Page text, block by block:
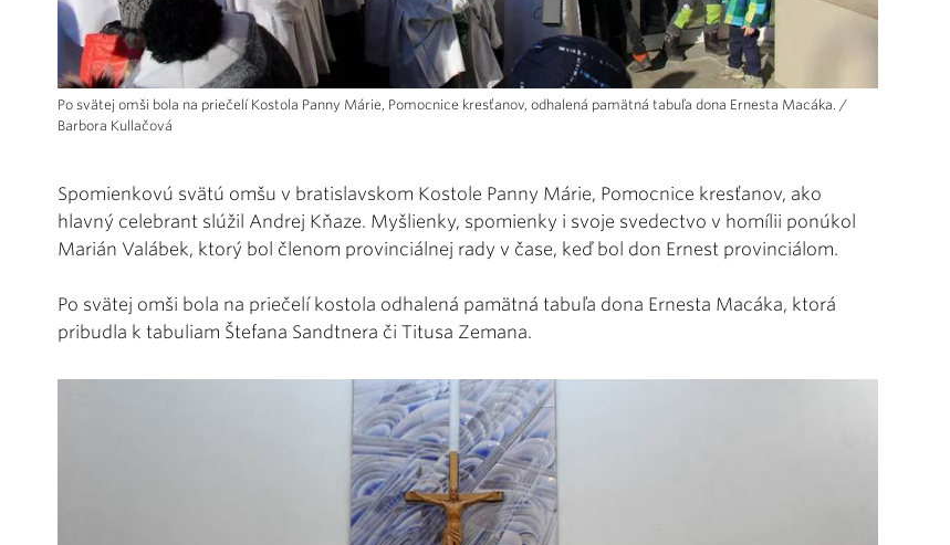
Po svätej omši bola na priečelí Kostola Panny Márie, Pomocnice kresťanov, odhalená pamätná tabuľa dona Ernesta Macáka. /
Barbora Kullačová
Spomienkovú svätú omšu v bratislavskom Kostole Panny Márie, Pomocnice kresťanov, ako
hlavný celebrant slúžil Andrej Kňaze. Myšlienky, spomienky i svoje svedectvo v homílii ponúkol
Marián Valábek, ktorý bol členom provinciálnej rady v čase, keď bol don Ernest provinciálom.
Po svätej omši bola na priečelí kostola odhalená pamätná tabuľa dona Ernesta Macáka, ktorá
pribudla k tabuliam Štefana Sandtnera či Titusa Zemana.